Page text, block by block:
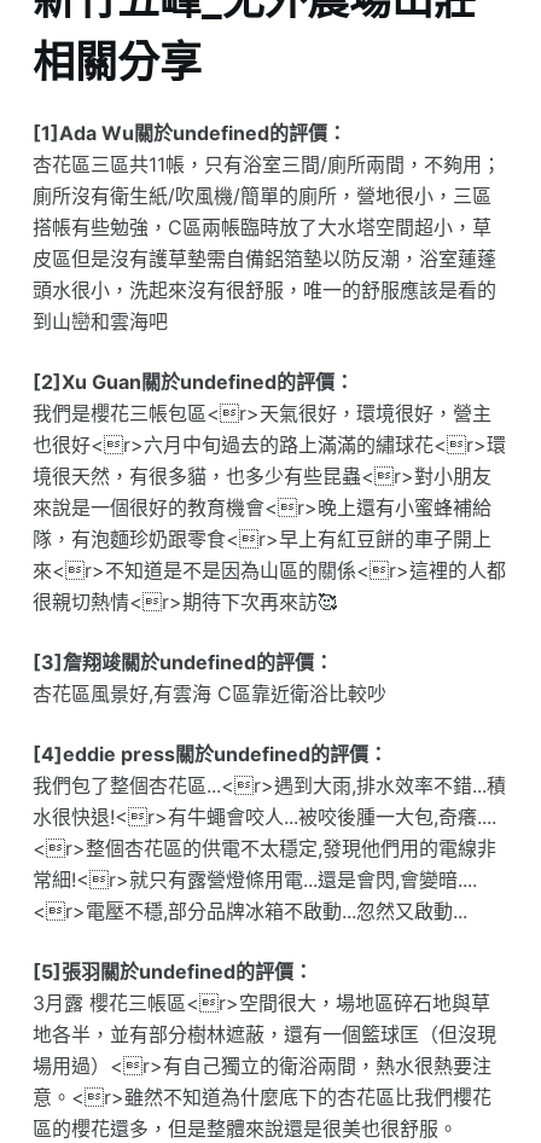
相關分享
[1]Ada Wu關於undefined的評價：
杏花區三區共11帳，只有浴室三間/廁所兩間，不夠用；
廁所沒有衛生紙/吹風機/簡單的廁所，營地很小，三區
搭帳有些勉強，C區兩帳臨時放了大水塔空間超小，草
皮區但是沒有護草墊需自備鋁箔墊以防反潮，浴室蓮蓬
頭水很小，洗起來沒有很舒服，唯一的舒服應該是看的
到山巒和雲海吧
[2]Xu Guan關於undefined的評價：
我們是櫻花三帳包區<r>天氣很好，環境很好，營主
也很好<r>六月中旬過去的路上滿滿的繡球花<r>環
境很天然，有很多貓，也多少有些昆蟲<r>對小朋友
來說是一個很好的教育機會<r>晚上還有小蜜蜂補給
隊，有泡麵珍奶跟零食<r>早上有紅豆餅的車子開上
來<r>不知道是不是因為山區的關係<r>這裡的人都
很親切熱情<r>期待下次再來訪🥰
[3]詹翔竣關於undefined的評價：
杏花區風景好,有雲海 C區靠近衛浴比較吵
[4]eddie press關於undefined的評價：
我們包了整個杏花區...<r>遇到大雨,排水效率不錯...積
水很快退!<r>有牛蠅會咬人...被咬後腫一大包,奇癢....
<r>整個杏花區的供電不太穩定,發現他們用的電線非
常細!<r>就只有露營燈條用電...還是會閃,會變暗....
<r>電壓不穩,部分品牌冰箱不啟動...忽然又啟動...
[5]張羽關於undefined的評價：
3月露 櫻花三帳區<r>空間很大，場地區碎石地與草
地各半，並有部分樹林遮蔽，還有一個籃球匡（但沒現
場用過）<r>有自己獨立的衛浴兩間，熱水很熱要注
意。<r>雖然不知道為什麼底下的杏花區比我們櫻花
區的櫻花還多，但是整體來說還是很美也很舒服。